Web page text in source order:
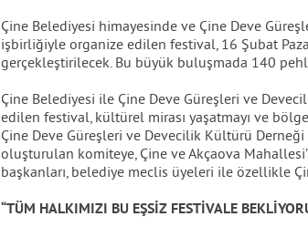
Çine Belediyesi himayesinde ve Çine Deve
işbirliğiyle organize edilen festival, 16 Şubat
gerçekleştirilecek. Bu büyük buluşmada 140
Çine Belediyesi ile Çine Deve Güreşleri ve
edilen festival, kültürel mirası yaşatmayı ve
Çine Deve Güreşleri ve Devecilik Kültürü
oluşturulan komiteye, Çine ve Akçaova
başkanları, belediye meclis üyeleri ile özellikle
“TÜM HALKIMIZI BU EŞSİZ FESTİVALE